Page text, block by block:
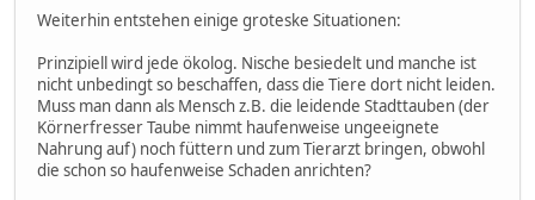
Weiterhin entstehen einige groteske Situationen:
Prinzipiell wird jede ökolog. Nische besiedelt und manche ist
nicht unbedingt so beschaffen, dass die Tiere dort nicht leiden.
Muss man dann als Mensch z.B. die leidende Stadttauben (der
Körnerfresser Taube nimmt haufenweise ungeeignete
Nahrung auf) noch füttern und zum Tierarzt bringen, obwohl
die schon so haufenweise Schaden anrichten?